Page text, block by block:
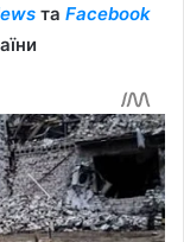
та Facebook